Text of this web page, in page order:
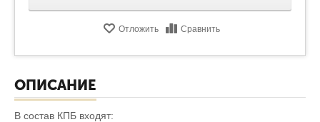
Отложить Сравнить
ОПИСАНИЕ
В состав КПБ входят: